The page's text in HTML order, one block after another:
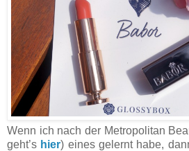
Wenn ich nach der Metropolitan
geht’s hier) eines gelernt habe,